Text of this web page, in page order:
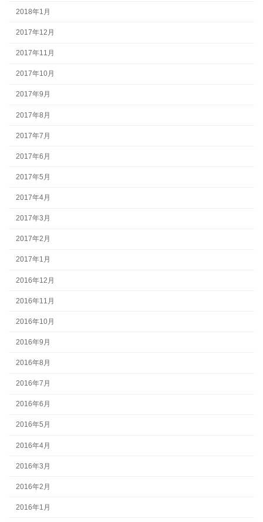
2018年1月
2017年12月
2017年11月
2017年10月
2017年9月
2017年8月
2017年7月
2017年6月
2017年5月
2017年4月
2017年3月
2017年2月
2017年1月
2016年12月
2016年11月
2016年10月
2016年9月
2016年8月
2016年7月
2016年6月
2016年5月
2016年4月
2016年3月
2016年2月
2016年1月